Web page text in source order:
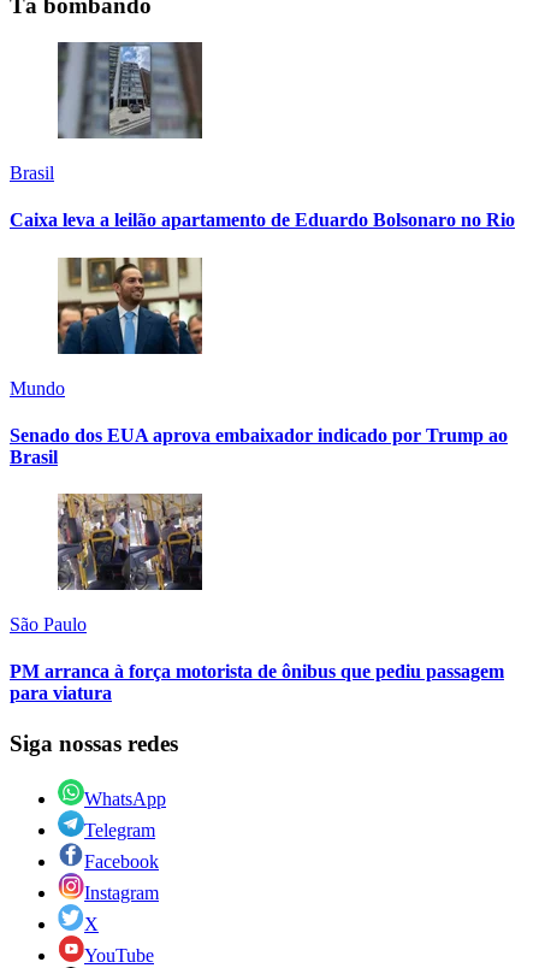
Tá bombando
Brasil
Caixa leva a leilão apartamento de Eduardo Bolsonaro no Rio
Mundo
Senado dos EUA aprova embaixador indicado por Trump ao
Brasil
São Paulo
PM arranca à força motorista de ônibus que pediu passagem
para viatura
Siga nossas redes
WhatsApp
Telegram
Facebook
Instagram
X
YouTube